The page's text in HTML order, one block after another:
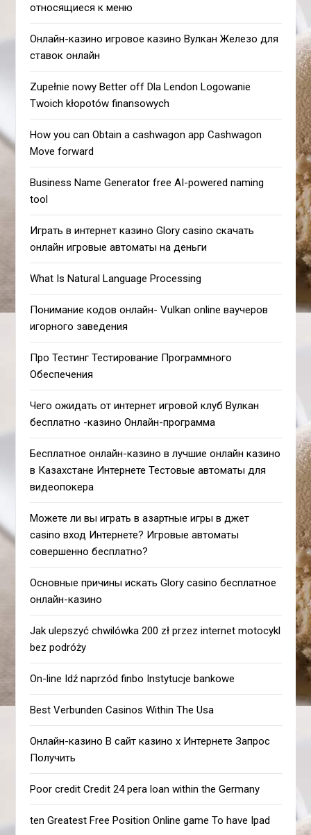
относящиеся к меню
Онлайн-казино игровое казино Вулкан Железо для
ставок онлайн
Zupełnie nowy Better off Dla Lendon Logowanie
Twoich kłopotów finansowych
How you can Obtain a cashwagon app Cashwagon
Move forward
Business Name Generator free AI-powered naming
tool
Играть в интернет казино Glory casino скачать
онлайн игровые автоматы на деньги
What Is Natural Language Processing
Понимание кодов онлайн- Vulkan online ваучеров
игорного заведения
Про Тестинг Тестирование Программного
Обеспечения
Чего ожидать от интернет игровой клуб Вулкан
бесплатно -казино Онлайн-программа
Бесплатное онлайн-казино в лучшие онлайн казино
в Казахстане Интернете Тестовые автоматы для
видеопокера
Можете ли вы играть в азартные игры в джет
casino вход Интернете? Игровые автоматы
совершенно бесплатно?
Основные причины искать Glory casino бесплатное
онлайн-казино
Jak ulepszyć chwilówka 200 zł przez internet motocykl
bez podróży
On-line Idź naprzód finbo Instytucje bankowe
Best Verbunden Casinos Within The Usa
Онлайн-казино В сайт казино х Интернете Запрос
Получить
Poor credit Credit 24 pera loan within the Germany
ten Greatest Free Position Online game To have Ipad